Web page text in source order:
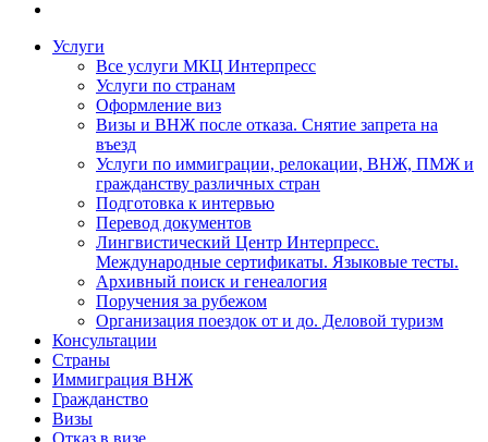
Услуги
Все услуги МКЦ Интерпресс
Услуги по странам
Оформление виз
Визы и ВНЖ после отказа. Снятие запрета на
въезд
Услуги по иммиграции, релокации, ВНЖ, ПМЖ и
гражданству различных стран
Подготовка к интервью
Перевод документов
Лингвистический Центр Интерпресс.
Международные сертификаты. Языковые тесты.
Архивный поиск и генеалогия
Поручения за рубежом
Организация поездок от и до. Деловой туризм
Консультации
Страны
Иммиграция ВНЖ
Гражданство
Визы
Отказ в визе